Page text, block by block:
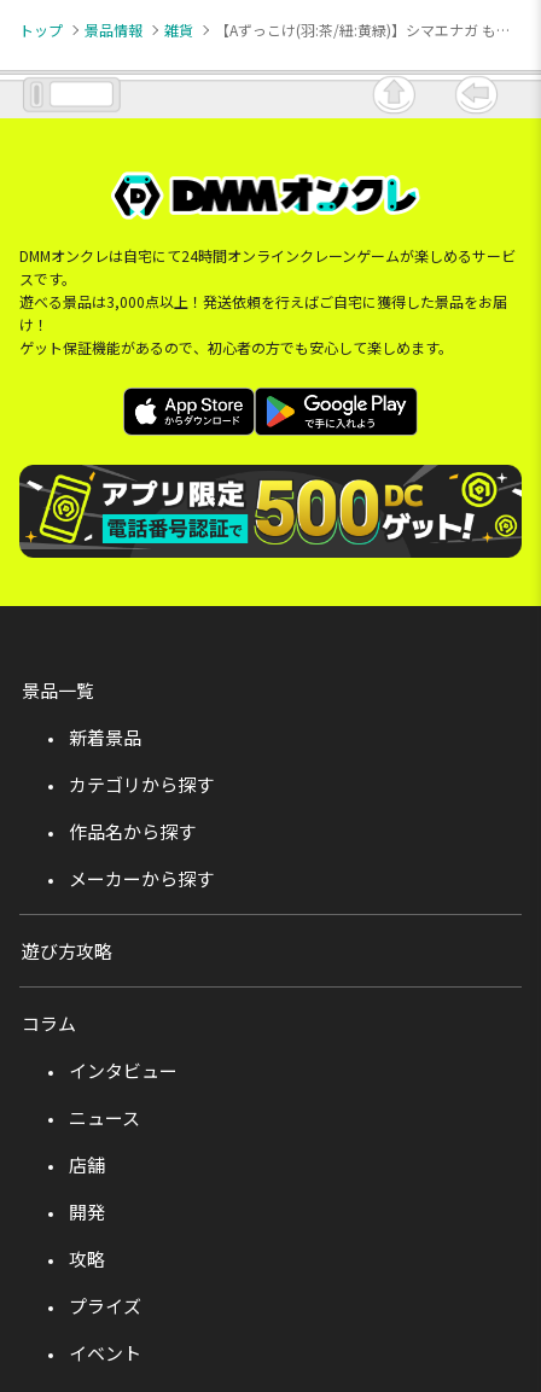
トップ 景品情報 雑貨 【Aずっこけ(羽:茶/紐:黄緑)】シマエナガ もこもこ巾着
DMMオンクレは自宅にて24時間オンラインクレーンゲームが楽しめるサービ
スです。
遊べる景品は3,000点以上！発送依頼を行えばご自宅に獲得した景品をお届
け！
ゲット保証機能があるので、初心者の方でも安心して楽しめます。
景品一覧
新着景品
カテゴリから探す
作品名から探す
メーカーから探す
遊び方攻略
コラム
インタビュー
ニュース
店舗
開発
攻略
プライズ
イベント